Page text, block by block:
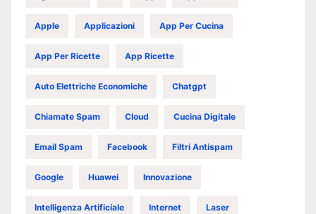
Apple Applicazioni App Per Cucina
App Per Ricette App Ricette
Auto Elettriche Economiche Chatgpt
Chiamate Spam Cloud Cucina Digitale
Email Spam Facebook Filtri Antispam
Google Huawei Innovazione
Intelligenza Artificiale Internet Laser